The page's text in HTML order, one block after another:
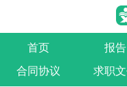
首页 报告
合同协议
求职